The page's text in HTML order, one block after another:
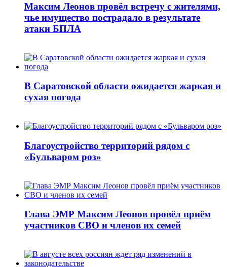
Максим Леонов провёл встречу с жителями,
чье имущество пострадало в результате
атаки БПЛА
В Саратовской области ожидается жаркая и
сухая погода
Благоустройство территорий рядом с
«Бульваром роз»
Глава ЭМР Максим Леонов провёл приём
участников СВО и членов их семей